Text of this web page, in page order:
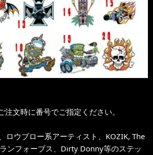
文時に番号でご指定ください。
ロウブロー系アーティスト、KOZIK, The
ンフォーブス、Dirty Donny等のステッ